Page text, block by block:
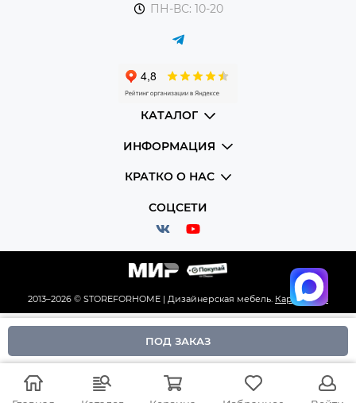
ПОД ЗАКАЗ
ПН-ВС: 10-20
КАТАЛОГ
ИНФОРМАЦИЯ
КРАТКО О НАС
СОЦСЕТИ
2013–2026 © STOREFORHOME | Дизайнерская мебель. Карта сайта